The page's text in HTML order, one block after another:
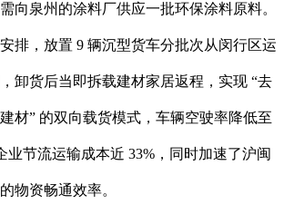
向泉州的涂料厂供应一批环保涂料原料。
排，放置 9 辆沉型货车分批次从闵行区运
卸货后当即拆载建材家居返程，实现 “去
材” 的双向载货模式，车辆空驶率降低至
业节流运输成本近 33%，同时加速了沪闽
物资畅通效率。